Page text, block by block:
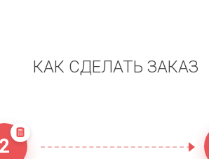
КАК СДЕЛАТЬ ЗАКАЗ
2